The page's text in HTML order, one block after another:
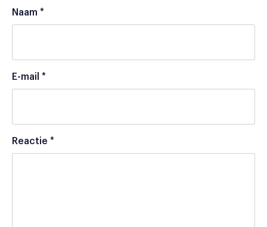
Naam *
E-mail *
Reactie *